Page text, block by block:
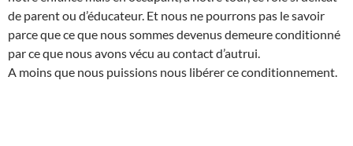
de parent ou d’éducateur. Et nous ne pourrons pas le savoir
parce que ce que nous sommes devenus demeure conditionné
par ce que nous avons vécu au contact d’autrui.
A moins que nous puissions nous libérer ce conditionnement.